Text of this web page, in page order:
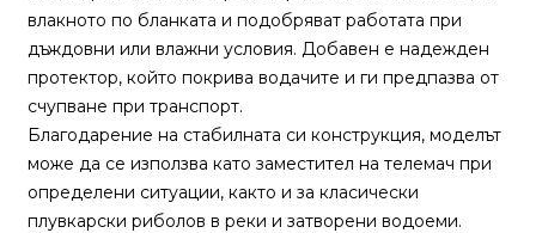
риболов
Комплекти
за
риболов
Сонари
влакното по бланката и подобряват работата при
дъждовни или влажни условия. Добавен е надежден
протектор, който покрива водачите и ги предпазва от
счупване при транспорт.
Благодарение на стабилната си конструкция, моделът
може да се използва като заместител на телемач при
определени ситуации, както и за класически
плувкарски риболов в реки и затворени водоеми.